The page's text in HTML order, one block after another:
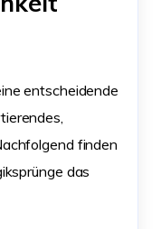
entscheidende
finden
das